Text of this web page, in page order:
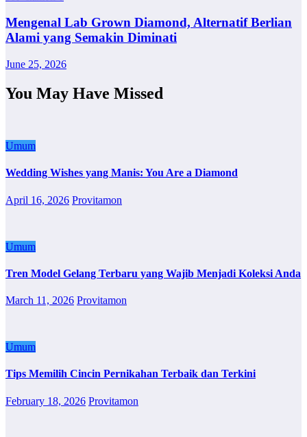
Mengenal Lab Grown Diamond, Alternatif Berlian
Alami yang Semakin Diminati
June 25, 2026
You May Have Missed
Umum
Wedding Wishes yang Manis: You Are a Diamond
April 16, 2026 Provitamon
Umum
Tren Model Gelang Terbaru yang Wajib Menjadi Koleksi Anda
March 11, 2026 Provitamon
Umum
Tips Memilih Cincin Pernikahan Terbaik dan Terkini
February 18, 2026 Provitamon